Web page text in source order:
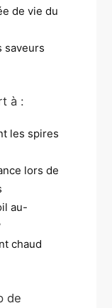
de vie du
saveurs
à :
les spires
lors de
au-
chaud
de